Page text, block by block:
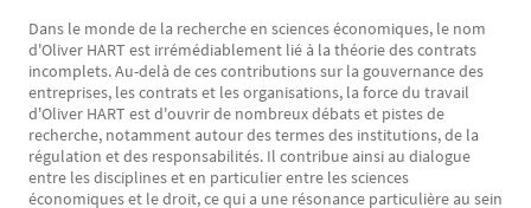
Dans le monde de la recherche en sciences économiques, le nom
d'Oliver HART est irrémédiablement lié à la théorie des contrats
incomplets. Au-delà de ces contributions sur la gouvernance des
entreprises, les contrats et les organisations, la force du travail
d'Oliver HART est d'ouvrir de nombreux débats et pistes de
recherche, notamment autour des termes des institutions, de la
régulation et des responsabilités. Il contribue ainsi au dialogue
entre les disciplines et en particulier entre les sciences
économiques et le droit, ce qui a une résonance particulière au sein